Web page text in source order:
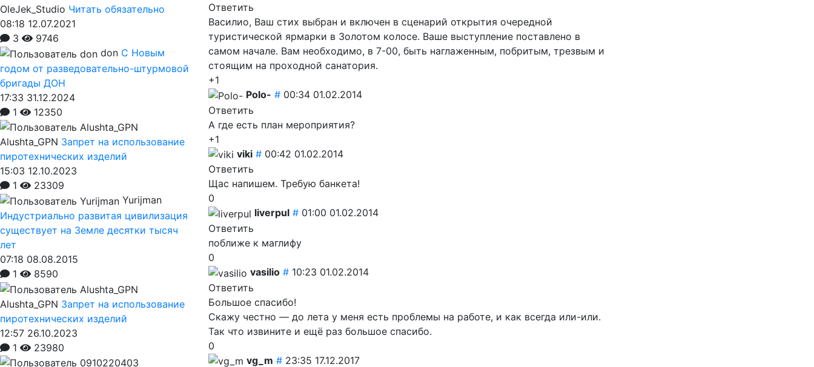
Ответить
Василио, Ваш стих выбран и включен в сценарий открытия очередной
туристической ярмарки в Золотом колосе. Ваше выступление поставлено в
самом начале. Вам необходимо, в 7-00, быть наглаженным, побритым, трезвым и
стоящим на проходной санатория.
+1
Polo- # 00:34 01.02.2014
Ответить
А где есть план мероприятия?
+1
viki # 00:42 01.02.2014
Ответить
Щас напишем. Требую банкета!
0
liverpul # 01:00 01.02.2014
Ответить
поближе к маглифу
0
vasilio # 10:23 01.02.2014
Ответить
Большое спасибо!
Скажу честно — до лета у меня есть проблемы на работе, и как всегда или-или.
Так что извините и ещё раз большое спасибо.
0
vg_m # 23:35 17.12.2017
OleJek_Studio Читать обязательно
08:18 12.07.2021
3
9746
don С Новым
годом от разведовательно-штурмовой
бригады ДОН
17:33 31.12.2024
1
12350
Alushta_GPN Запрет на использование
пиротехнических изделий
15:03 12.10.2023
1
23309
Yurijman
Индустриально развитая цивилизация
существует на Земле десятки тысяч
лет
07:18 08.08.2015
1
8590
Alushta_GPN Запрет на использование
пиротехнических изделий
12:57 26.10.2023
1
23980